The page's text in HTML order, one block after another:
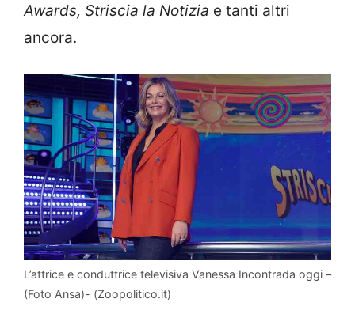
Awards, Striscia la Notizia e tanti altri
ancora.
L’attrice e conduttrice televisiva Vanessa Incontrada oggi –
(Foto Ansa)- (Zoopolitico.it)